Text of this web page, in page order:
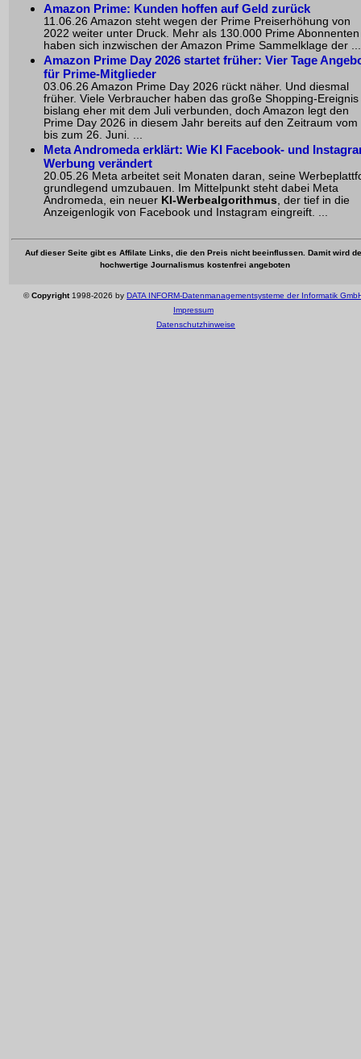
Amazon Prime: Kunden hoffen auf Geld zurück
11.06.26 Amazon steht wegen der Prime Preiserhöhung von
2022 weiter unter Druck. Mehr als 130.000 Prime Abonnenten
haben sich inzwischen der Amazon Prime Sammelklage der ...
Amazon Prime Day 2026 startet früher: Vier Tage
für Prime-Mitglieder
03.06.26 Amazon Prime Day 2026 rückt näher. Und diesmal
früher. Viele Verbraucher haben das große Shopping-Ereignis
bislang eher mit dem Juli verbunden, doch Amazon legt den
Prime Day 2026 in diesem Jahr bereits auf den Zeitraum vom
bis zum 26. Juni. ...
Meta Andromeda erklärt: Wie KI Facebook- und
Werbung verändert
20.05.26 Meta arbeitet seit Monaten daran, seine
grundlegend umzubauen. Im Mittelpunkt steht dabei Meta
Andromeda, ein neuer KI-Werbealgorithmus , der tief in die
Anzeigenlogik von Facebook und Instagram eingreift. ...
Auf dieser Seite gibt es Affilate Links, die den Preis nicht beeinflussen. Damit wird
hochwertige Journalismus kostenfrei angeboten
©Copyright1998-2026 by DATA INFORM-Datenmanagementsysteme der Informatik
Impressum
Datenschutzhinweise